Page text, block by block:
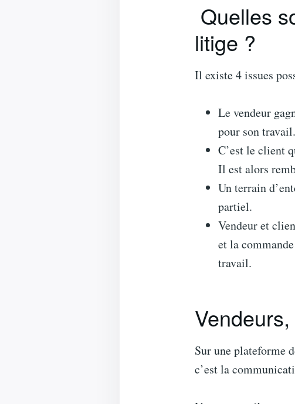
Quelles
litige ?
Il existe 4 issues
Le vendeur
pour son travail.
C’est le client
Il est alors
Un terrain
partiel.
Vendeur et
et la
travail.
Sur une plateforme
c’est la